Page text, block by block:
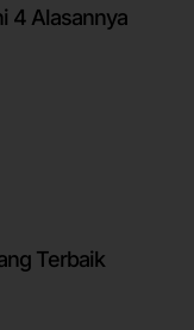
4 Alasannya
Terbaik